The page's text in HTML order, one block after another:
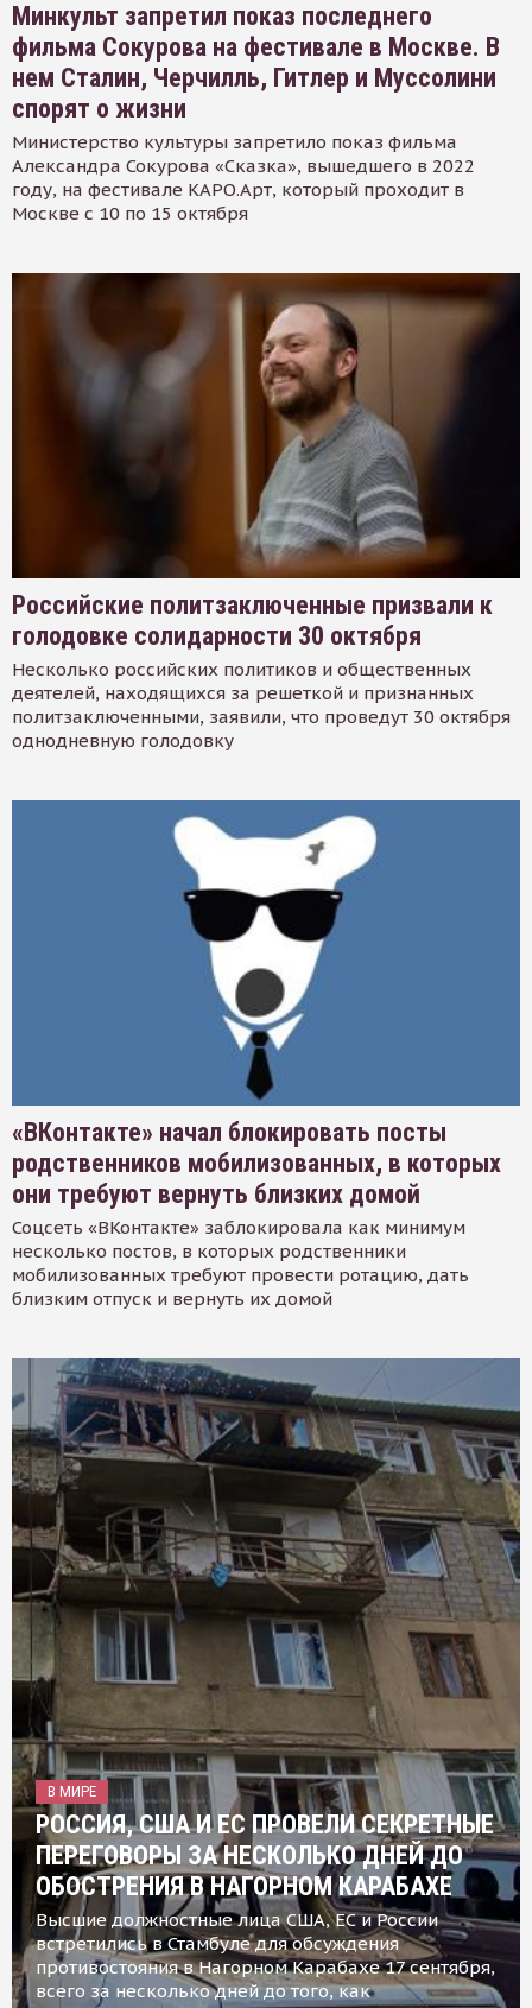
Минкульт запретил показ последнего
фильма Сокурова на фестивале в Москве. В
нем Сталин, Черчилль, Гитлер и Муссолини
спорят о жизни
Министерство культуры запретило показ фильма
Александра Сокурова «Сказка», вышедшего в 2022
году, на фестивале КАРО.Арт, который проходит в
Москве с 10 по 15 октября
Российские политзаключенные призвали к
голодовке солидарности 30 октября
Несколько российских политиков и общественных
деятелей, находящихся за решеткой и признанных
политзаключенными, заявили, что проведут 30 октября
однодневную голодовку
«ВКонтакте» начал блокировать посты
родственников мобилизованных, в которых
они требуют вернуть близких домой
Соцсеть «ВКонтакте» заблокировала как минимум
несколько постов, в которых родственники
мобилизованных требуют провести ротацию, дать
близким отпуск и вернуть их домой
В МИРЕ
РОССИЯ, США И ЕС ПРОВЕЛИ СЕКРЕТНЫЕ
ПЕРЕГОВОРЫ ЗА НЕСКОЛЬКО ДНЕЙ ДО
ОБОСТРЕНИЯ В НАГОРНОМ КАРАБАХЕ
Высшие должностные лица США, ЕС и России
встретились в Стамбуле для обсуждения
противостояния в Нагорном Карабахе 17 сентября,
всего за несколько дней до того, как